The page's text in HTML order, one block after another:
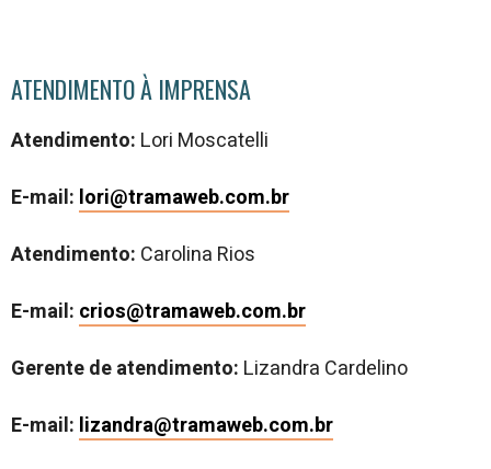
ATENDIMENTO À IMPRENSA
Atendimento: Lori Moscatelli
E-mail: lori@tramaweb.com.br
Atendimento: Carolina Rios
E-mail: crios@tramaweb.com.br
Gerente de atendimento: Lizandra Cardelino
E-mail: lizandra@tramaweb.com.br